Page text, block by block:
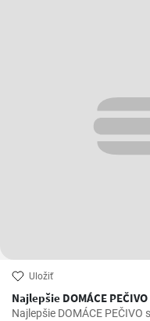
Uložiť
Najlepšie DOMÁCE
Najlepšie DOMÁCE